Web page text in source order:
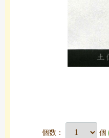
個数： 個